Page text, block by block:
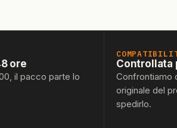
ore
il pacco parte lo
Controllata
Confrontiamo
originale del
spedirlo.